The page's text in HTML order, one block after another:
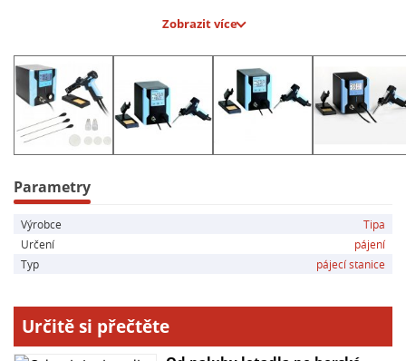
**Hlavní parametry:**
- Stanice ZD-8915
- Vstupní napětí: 220 - 240V AC
- Příkon: 90W - 200W
- Hlavní pojistka 3,15A
- Tlak vakua: 600mm Hg
- Odpájecí pistole ZD-553
- Napětí: 24V
- Teplota: 160°C-480°C
Zobrazit více
Parametry
Výrobce
Tipa
Určení
pájení
Typ
pájecí stanice
Určitě si přečtěte